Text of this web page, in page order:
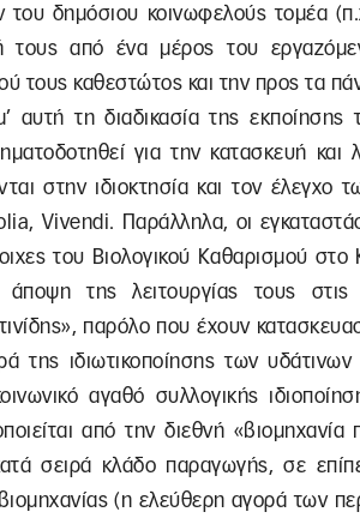
του δημόσιου κοινωφελούς τομέα
τους από ένα μέρος του
τους καθεστώτος και την προς τα
αυτή τη διαδικασία της
για την κατασκευή και
στην ιδιοκτησία και τον
Vivendi. Παράλληλα, οι
του Βιολογικού Καθαρισμού
της λειτουργίας τους στις
παρόλο που έχουν
της ιδιωτικοποίησης των
αγαθό συλλογικής
από την διεθνή
σειρά κλάδο παραγωγής, σε
(η ελεύθερη αγορά των